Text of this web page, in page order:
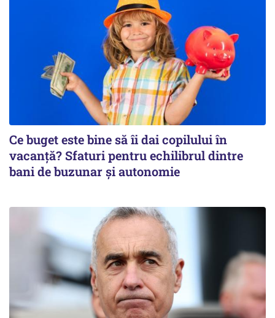
Ce buget este bine să îi dai copilului în
vacanță? Sfaturi pentru echilibrul dintre
bani de buzunar și autonomie